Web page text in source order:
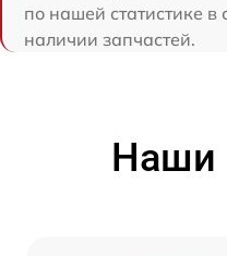
по нашей статистике
наличии запчастей.
Наши